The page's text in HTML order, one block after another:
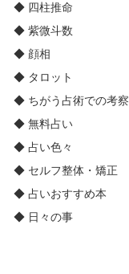
◆ 四柱推命
◆ 紫微斗数
◆ 顔相
◆ タロット
◆ ちがう占術での考察
◆ 無料占い
◆ 占い色々
◆ セルフ整体・矯正
◆ 占いおすすめ本
◆ 日々の事